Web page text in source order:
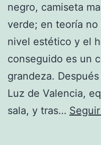
negro, camiseta
verde; en teoría
nivel estético y el
conseguido es un
grandeza.
Luz de Valencia,
sala, y tras…